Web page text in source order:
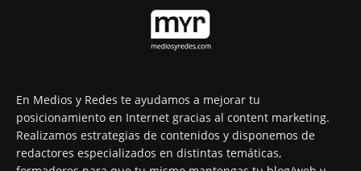
En Medios y Redes te ayudamos a mejorar tu
posicionamiento en Internet gracias al content marketing.
Realizamos estrategias de contenidos y disponemos de
redactores especializados en distintas temáticas,